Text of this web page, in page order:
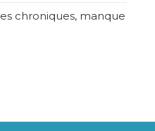
chroniques, manque